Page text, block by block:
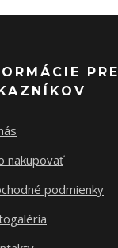
PRE
nakupovať
podmienky